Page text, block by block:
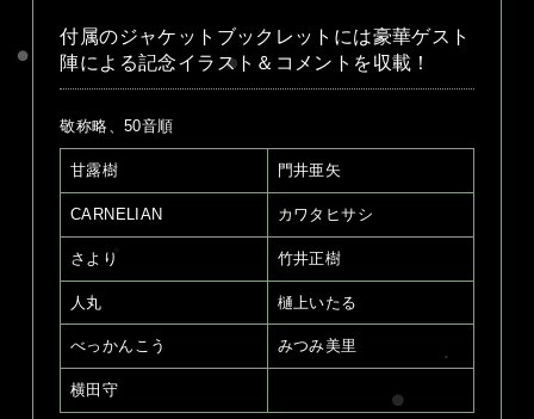
付属のジャケットブックレットには豪華ゲスト
陣による記念イラスト＆コメントを収載！
敬称略、50音順
甘露樹 門井亜矢
CARNELIAN カワタヒサシ
さより 竹井正樹
人丸 樋上いたる
べっかんこう みつみ美里
横田守